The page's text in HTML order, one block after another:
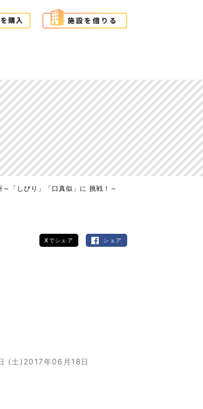
「しびり」「口真似」に 挑戦！～
Xでシェア シェア
(土) 2017年06月18日